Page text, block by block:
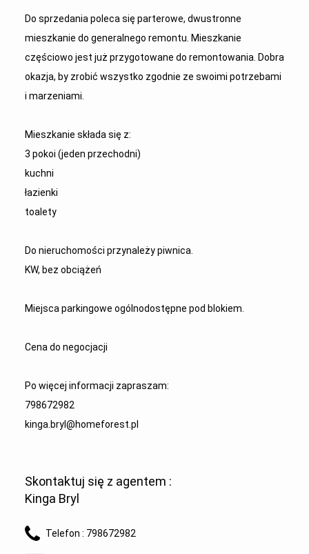
Do sprzedania poleca się parterowe, dwustronne
mieszkanie do generalnego remontu. Mieszkanie
częściowo jest już przygotowane do remontowania. Dobra
okazja, by zrobić wszystko zgodnie ze swoimi potrzebami
i marzeniami.
Mieszkanie składa się z:
3 pokoi (jeden przechodni)
kuchni
łazienki
toalety
Do nieruchomości przynależy piwnica.
KW, bez obciążeń
Miejsca parkingowe ogólnodostępne pod blokiem.
Cena do negocjacji
Po więcej informacji zapraszam:
798672982
kinga.bryl@homeforest.pl
Skontaktuj się z agentem :
Kinga Bryl
Telefon : 798672982